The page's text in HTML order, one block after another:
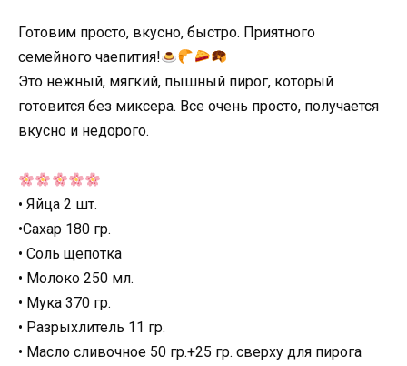
Готовим просто, вкусно, быстро. Приятного
семейного чаепития!
Это нежный, мягкий, пышный пирог, который
готовится без миксера. Все очень просто, получается
вкусно и недорого.
• Яйца 2 шт.
•Сахар 180 гр.
• Соль щепотка
• Молоко 250 мл.
• Мука 370 гр.
• Разрыхлитель 11 гр.
• Масло сливочное 50 гр.+25 гр. сверху для пирога